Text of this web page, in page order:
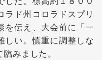
ラド州コロラドスプリ
を伝え、大会前に「一
しい。慎重に調整しな
みました。